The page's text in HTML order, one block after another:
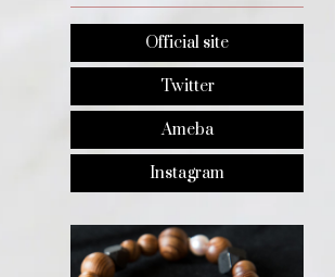
Official site
Twitter
Ameba
Instagram